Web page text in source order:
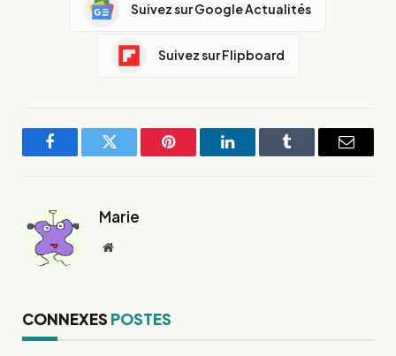
Suivez sur Google Actualités
Suivez sur Flipboard
FacebookTwitter Pinterest LinkedInTumblr
E-
Marie
Site
CONNEXES POSTES